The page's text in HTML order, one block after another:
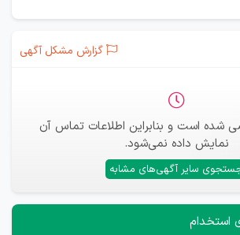
گزارش مشکل آگهی
شده است و بنابراین اطلاعات تماس آن
نمایش داده نمی‌شود.
سایر آگهی‌های مشابه
استخدام